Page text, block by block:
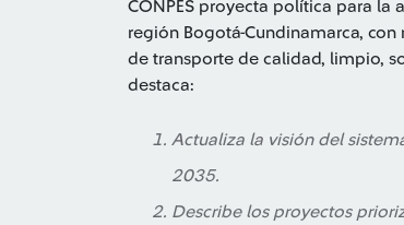
CONPES proyecta política para
región Bogotá-Cundinamarca,
de transporte de calidad, limpio,
destaca:
Actualiza la visión del
2035.
Describe los proyectos